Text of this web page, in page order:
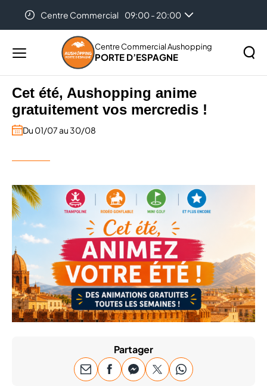
Centre Commercial
09:00 - 20:00
Auchan Perpignan Porte D'Espagne 08:30 - 21:30
Menu
principal
Centre Commercial Aushopping
PORTE D’ESPAGNE
sur
le
site
Accueil ...
Cet été, Aushopping anime gratuitement vos
Cet été, Aushopping anime
gratuitement vos mercredis !
Du 01/07 au 30/08
Partager